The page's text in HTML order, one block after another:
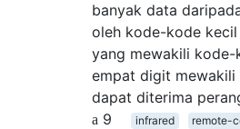
banyak data
oleh kode-kode kecil
yang mewakili kode-
empat digit mewakili
dapat diterima
9
infrared remote-